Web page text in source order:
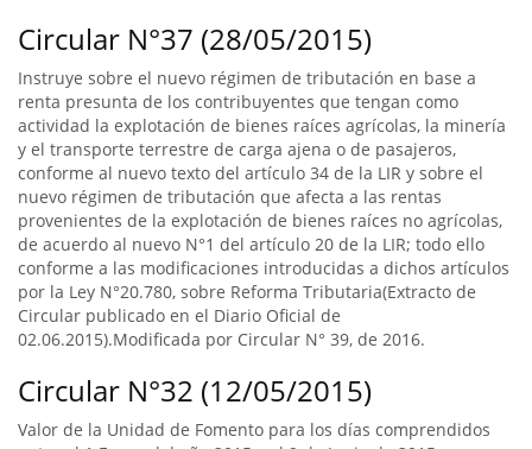
Circular N°37 (28/05/2015)
Instruye sobre el nuevo régimen de tributación en base a
renta presunta de los contribuyentes que tengan como
actividad la explotación de bienes raíces agrícolas, la minería
y el transporte terrestre de carga ajena o de pasajeros,
conforme al nuevo texto del artículo 34 de la LIR y sobre el
nuevo régimen de tributación que afecta a las rentas
provenientes de la explotación de bienes raíces no agrícolas,
de acuerdo al nuevo N°1 del artículo 20 de la LIR; todo ello
conforme a las modificaciones introducidas a dichos artículos
por la Ley N°20.780, sobre Reforma Tributaria(Extracto de
Circular publicado en el Diario Oficial de
02.06.2015).Modificada por Circular N° 39, de 2016.
Circular N°32 (12/05/2015)
Valor de la Unidad de Fomento para los días comprendidos